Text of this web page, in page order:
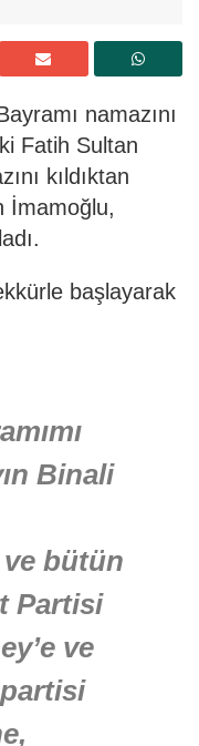
namazını
Fatih Sultan
kıldıktan
İmamoğlu,
başlayarak
Binali
ve bütün
Partisi
ve